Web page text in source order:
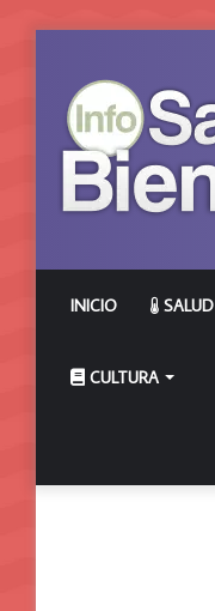
INICIO SALUD
CULTURA